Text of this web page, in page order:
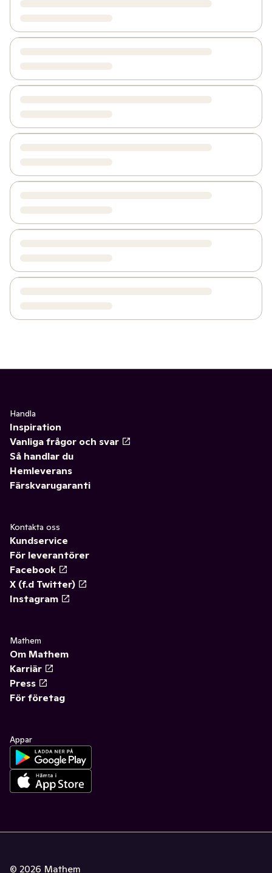
Handla
Inspiration
Vanliga frågor och svar
Så handlar du
Hemleverans
Färskvarugaranti
Kontakta oss
Kundservice
För leverantörer
Facebook
X (f.d Twitter)
Instagram
Mathem
Om Mathem
Karriär
Press
För företag
Appar
© 2026 Mathem